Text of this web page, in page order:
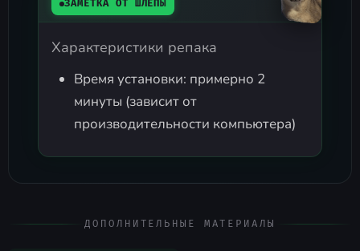
ЗАМЕТКА ОТ ШЛЁПЫ
Характеристики репака
Время установки: примерно 2
минуты (зависит от
производительности компьютера)
ДОПОЛНИТЕЛЬНЫЕ МАТЕРИАЛЫ